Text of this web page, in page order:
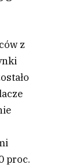
z
proc.